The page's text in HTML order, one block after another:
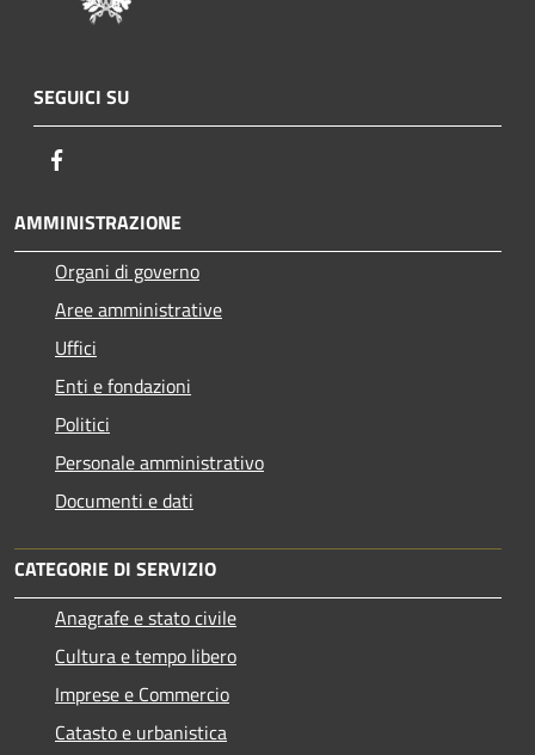
SEGUICI SU
AMMINISTRAZIONE
Organi di governo
Aree amministrative
Uffici
Enti e fondazioni
Politici
Personale amministrativo
Documenti e dati
CATEGORIE DI SERVIZIO
Anagrafe e stato civile
Cultura e tempo libero
Imprese e Commercio
Catasto e urbanistica